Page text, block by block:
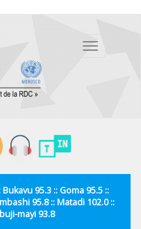
Toggle
95.3 :: Goma 95.5 ::
95.8 :: Matadi 102.0 ::
mayi 93.8